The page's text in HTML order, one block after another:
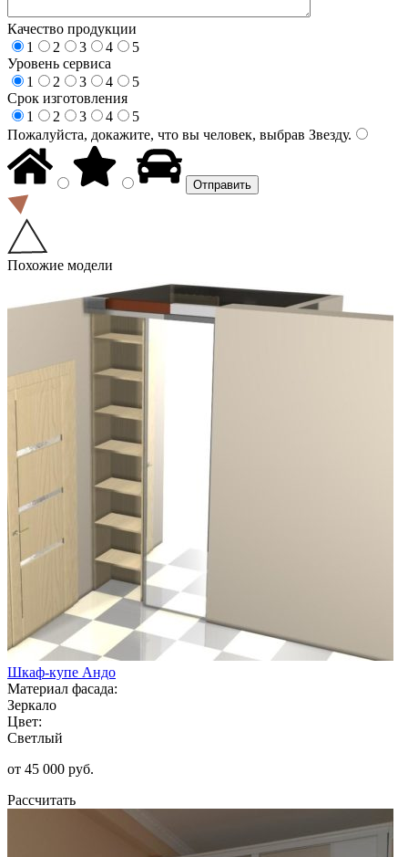
Качество продукции
1
2 3 4
5
Уровень сервиса
1
2 3 4
5
Срок изготовления
1
2 3 4
5
Пожалуйста, докажите, что вы человек, выбрав Звезду.
Похожие модели
Шкаф-купе Андо
Материал фасада:
Зеркало
Цвет:
Светлый
от 45 000 руб.
Рассчитать